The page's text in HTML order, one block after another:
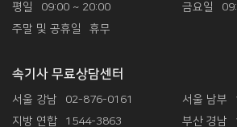
평일 09:00 ~ 20:00 금요일
주말 및 공휴일
휴무
속기사 무료상담센터
서울 강남 02-876-0161 서울 남부
지방 연합
1544-3863 부산 경남